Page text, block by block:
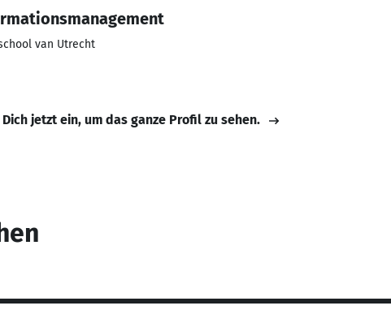
van Utrecht
Dich jetzt ein, um das ganze Profil zu sehen.